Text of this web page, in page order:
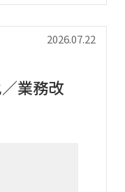
見直し。
の参加、お
2026.07.22
業務改